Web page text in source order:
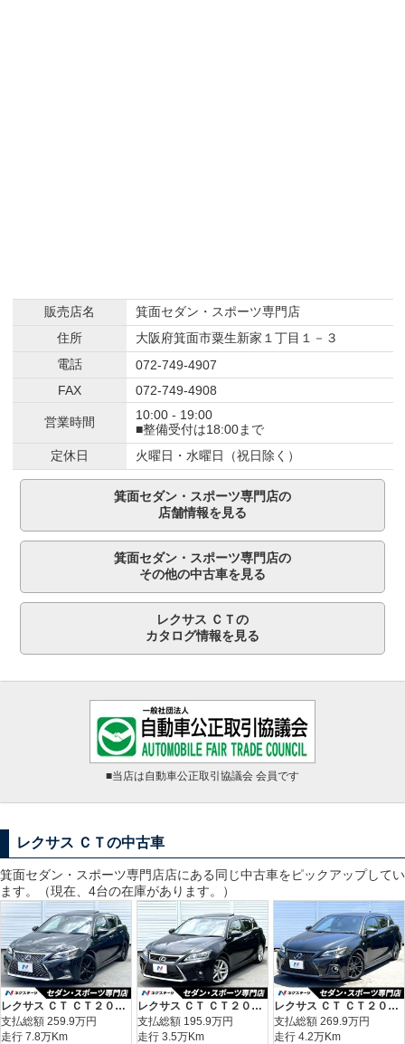
販売店名
箕面セダン・スポーツ専門店
住所
大阪府箕面市粟生新家１丁目１－３
電話
072-749-4907
FAX
072-749-4908
営業時間
10:00 - 19:00
■整備受付は18:00まで
定休日
火曜日・水曜日（祝日除く）
箕面セダン・スポーツ専門店の
店舗情報を見る
箕面セダン・スポーツ専門店の
その他の中古車を見る
レクサス ＣＴの
カタログ情報を見る
■当店は自動車公正取引協議会 会員です
レクサス ＣＴの中古車
箕面セダン・スポーツ専門店店にある同じ中古車をピックアップしてい
ます。（現在、4台の在庫があります。）
レクサス ＣＴ ＣＴ２００ｈ 特別仕様車 ブラックシークエンス
支払総額 259.9万円
走行 7.8万Km
レクサス ＣＴ ＣＴ２００ｈ バージョンＣ
支払総額 195.9万円
走行 3.5万Km
レクサス ＣＴ ＣＴ２００ｈ Ｆスポーツ
支払総額 269.9万円
走行 4.2万Km